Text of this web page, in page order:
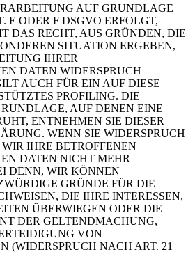
AUF GRUNDLAGE
E ODER F DSGVO ERFOLGT,
DAS RECHT, AUS GRÜNDEN, DIE
SITUATION ERGEBEN,
IHRER
DATEN WIDERSPRUCH
AUCH FÜR EIN AUF DIESE
PROFILING. DIE
AUF DENEN EINE
ENTNEHMEN SIE DIESER
WENN SIE WIDERSPRUCH
IHRE BETROFFENEN
DATEN NICHT MEHR
DENN, WIR KÖNNEN
GRÜNDE FÜR DIE
DIE IHRE INTERESSEN,
ÜBERWIEGEN ODER DIE
DER GELTENDMACHUNG,
VON
(WIDERSPRUCH NACH ART. 21